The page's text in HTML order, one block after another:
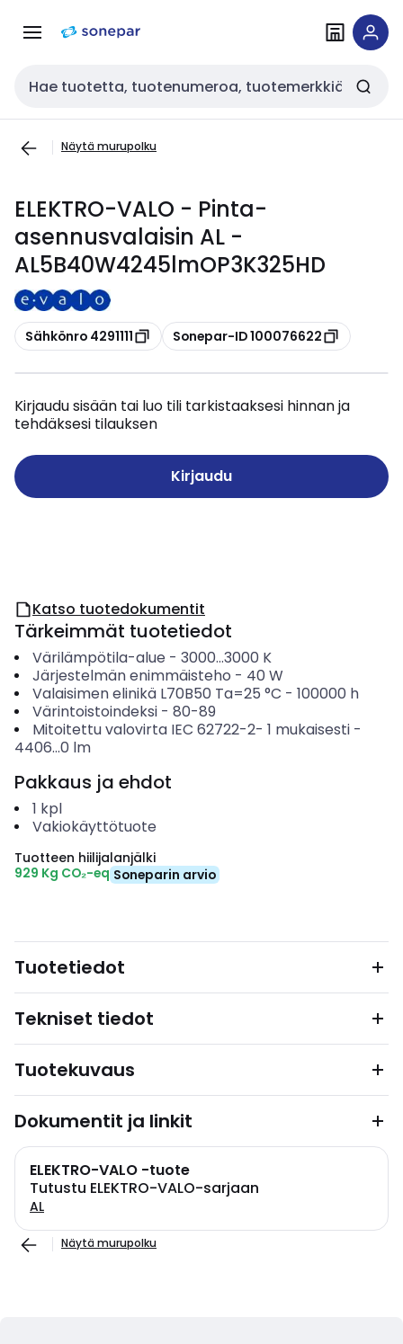
navigointiinsisältöön
Haku
Näytä murupolku
ELEKTRO-VALO - Pinta-
asennusvalaisin AL -
AL5B40W4245lmOP3K325HD
Kopioi
Sähkönro 4291111 Kopioi
Sonepar-ID 100076622
Kirjaudu sisään tai luo tili tarkistaaksesi hinnan ja
tehdäksesi tilauksen
Kirjaudu
Katso tuotedokumentit
Tärkeimmät tuotetiedot
Värilämpötila-alue - 3000...3000 K
Järjestelmän enimmäisteho - 40 W
Valaisimen elinikä L70B50 Ta=25 °C - 100000 h
Värintoistoindeksi- 80-89
Mitoitettu valovirta IEC 62722-2- 1 mukaisesti-
4406...0 lm
Pakkaus ja ehdot
1 kpl
Vakiokäyttötuote
Tuotteen hiilijalanjälki
929 Kg CO₂-eq Soneparin arvio
Tuotetiedot
Tekniset tiedot
Tuotekuvaus
Dokumentit ja linkit
ELEKTRO-VALO -tuote
Tutustu ELEKTRO-VALO-sarjaan
AL
Näytä murupolku